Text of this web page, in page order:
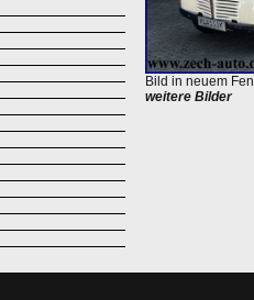
Bild in neuem
weitere Bilder